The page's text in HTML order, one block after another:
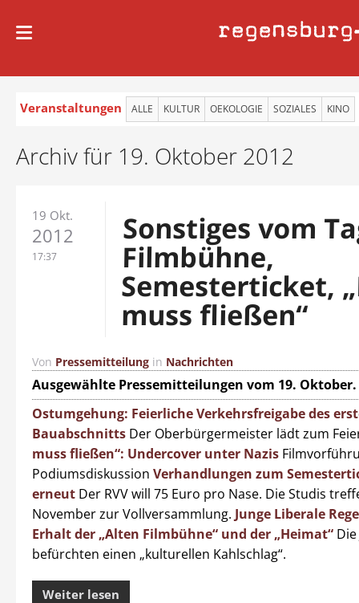
regensburg
Veranstaltungen ALLE KULTUR OEKOLOGIE SOZIALES KINO
Archiv für 19. Oktober 2012
19 Okt.
2012
17:37
Sonstiges vom
Filmbühne,
Semesterticket,
muss fließen“
Von Pressemitteilung in Nachrichten
Ausgewählte Pressemitteilungen vom 19. Oktober.
Ostumgehung: Feierliche Verkehrsfreigabe des
Bauabschnitts Der Oberbürgermeister lädt zum
muss fließen“: Undercover unter Nazis
Podiumsdiskussion Verhandlungen zum
erneut Der RVV will 75 Euro pro Nase. Die Studis
November zur Vollversammlung. Junge Liberale
Erhalt der „Alten Filmbühne“ und der „Heimat“
befürchten einen „kulturellen Kahlschlag“.
Weiter lesen